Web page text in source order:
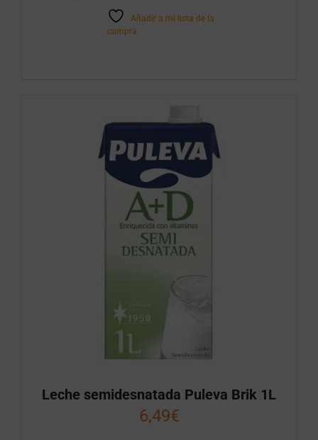
Añadir a mi lista de la
compra
Leche semidesnatada Puleva Brik 1L
6,49€